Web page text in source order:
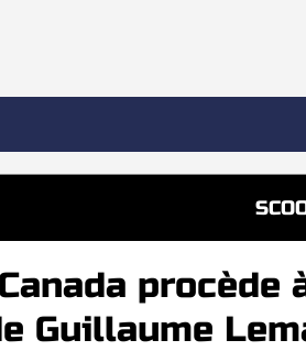
procède
Guillaume